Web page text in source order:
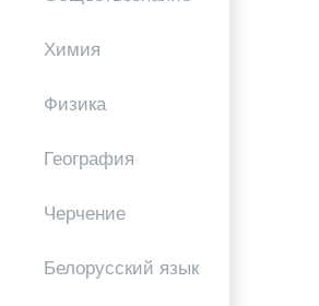
Химия
Физика
География
Черчение
Белорусский язык